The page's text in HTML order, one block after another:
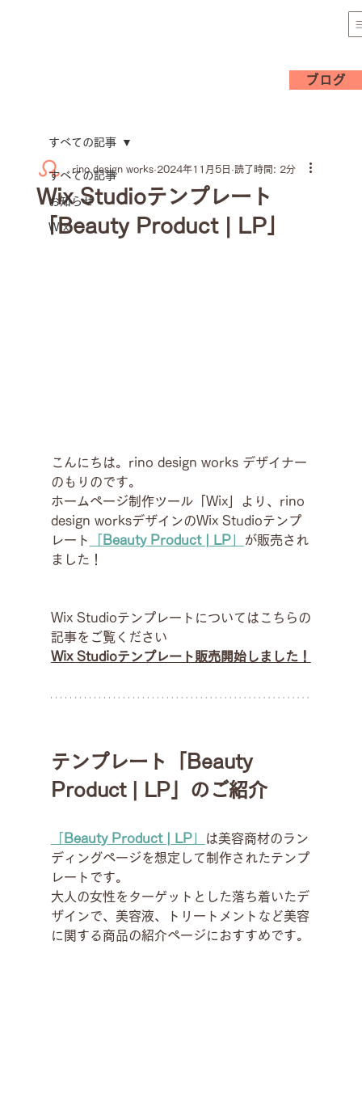
ブログ
すべての記事
お知らせ
Wix
すべての記事
Wix Studioテンプレート
「Beauty Product | LP」
rino design works 2024年11月5日 読了時間: 2分
こんにちは。rino design works デザイナー
のもりのです。
ホームページ制作ツール「Wix」より、rino
design worksデザインのWix Studioテンプ
レート
Beauty Product | LP」
が販売され
ました！
Wix Studioテンプレートについてはこちらの
記事をご覧ください
Wix Studioテンプレート販売開始しました！
テンプレート「
Beauty
Product | LP」のご紹介
Beauty Product | LP」
は美容商材のラン
ディングページを想定して制作されたテンプ
レートです。
大人の女性をターゲットとした落ち着いたデ
ザインで、美容液、トリートメントなど美容
に関する商品の紹介ページにおすすめです。